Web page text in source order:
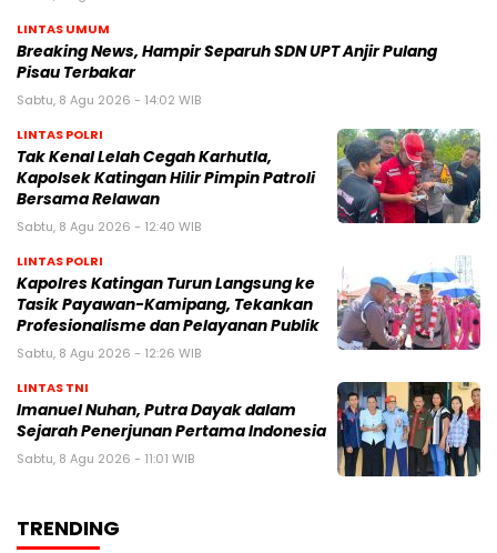
LINTAS UMUM
Breaking News, Hampir Separuh SDN UPT Anjir Pulang
Pisau Terbakar
Sabtu, 8 Agu 2026 - 14:02 WIB
LINTAS POLRI
Tak Kenal Lelah Cegah Karhutla,
Kapolsek Katingan Hilir Pimpin Patroli
Bersama Relawan
Sabtu, 8 Agu 2026 - 12:40 WIB
LINTAS POLRI
Kapolres Katingan Turun Langsung ke
Tasik Payawan-Kamipang, Tekankan
Profesionalisme dan Pelayanan Publik
Sabtu, 8 Agu 2026 - 12:26 WIB
LINTAS TNI
Imanuel Nuhan, Putra Dayak dalam
Sejarah Penerjunan Pertama Indonesia
Sabtu, 8 Agu 2026 - 11:01 WIB
TRENDING